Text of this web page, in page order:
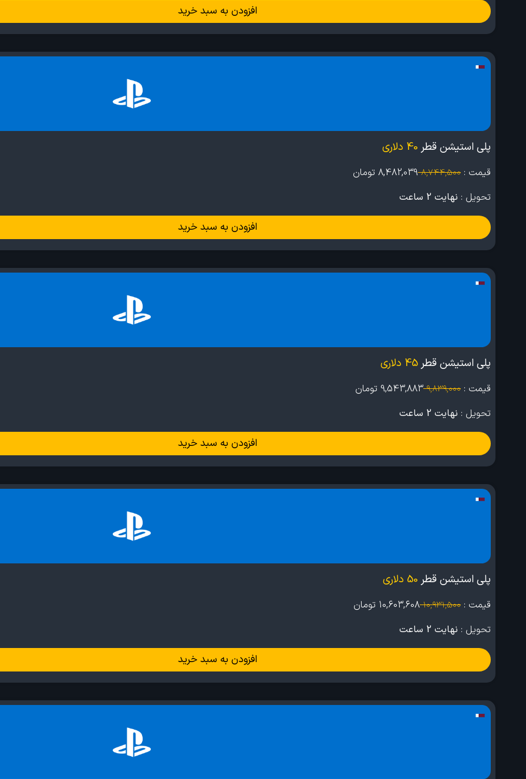
افزودن به سبد خرید
پلی استیشن قطر 40 دلاری
قیمت : 8,744,500
8,482,039 تومان
تحویل : نهایت 2 ساعت
افزودن به سبد خرید
پلی استیشن قطر 45 دلاری
قیمت : 9,839,000
9,543,883 تومان
تحویل : نهایت 2 ساعت
افزودن به سبد خرید
پلی استیشن قطر 50 دلاری
قیمت : 10,931,500
10,603,608 تومان
تحویل : نهایت 2 ساعت
افزودن به سبد خرید